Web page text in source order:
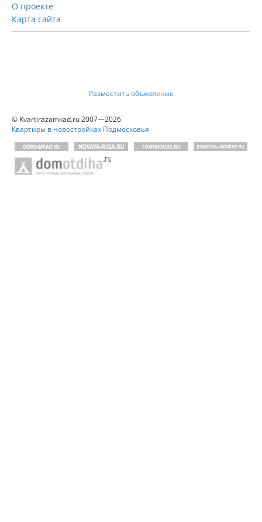
О проекте
Карта сайта
Разместить объявление
© Kvartirazamkad.ru 2007—2026
Квартиры в новостройках Подмосковья